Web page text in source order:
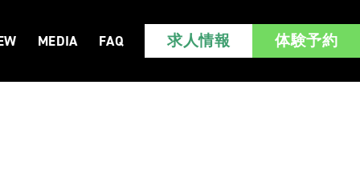
MEDIA FAQ 求人情報 体験予約